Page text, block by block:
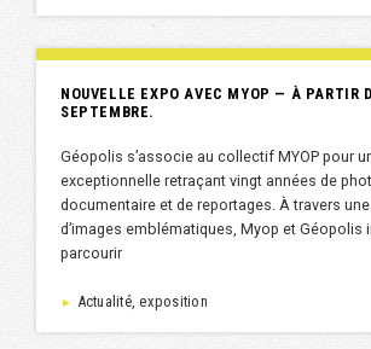
NOUVELLE EXPO AVEC MYOP — À PARTIR
SEPTEMBRE.
Géopolis s’associe au collectif MYOP pour
exceptionnelle retraçant vingt années de
documentaire et de reportages. À travers
d’images emblématiques, Myop et Géopolis
parcourir
► Actualité, exposition